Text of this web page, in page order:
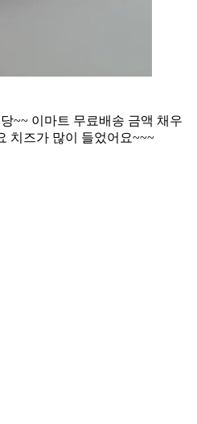
~~ 이마트 무료배송 금액 채우
치즈가 많이 들었어요~~~